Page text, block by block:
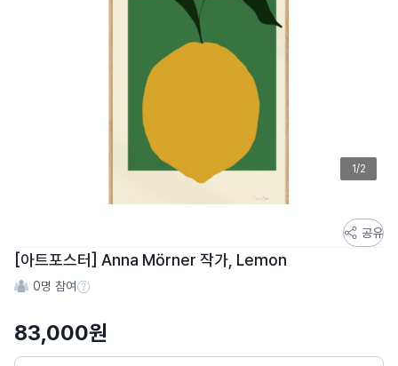
1/2
토
어
스
리
상
공유
[아트포스터] Anna Mörner 작가, Lemon
0명 참여참여 수 정보
83,000원